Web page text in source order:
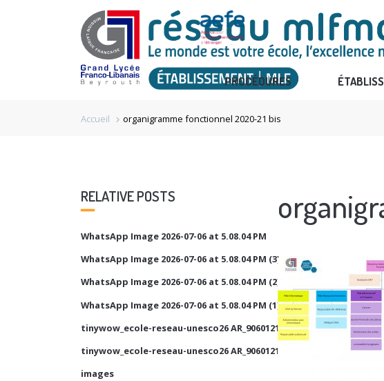
PROCÉDURES
Accueil chevron_right organigramme fonctionnel 2020-21 bis
RELATIVE POSTS
WhatsApp Image 2026-07-06 at 5.08.04 PM
WhatsApp Image 2026-07-06 at 5.08.04 PM (3)
WhatsApp Image 2026-07-06 at 5.08.04 PM (2)
WhatsApp Image 2026-07-06 at 5.08.04 PM (1)
tinywow_ecole-reseau-unesco26 AR_90601210_1
tinywow_ecole-reseau-unesco26 AR_90601210_2
images